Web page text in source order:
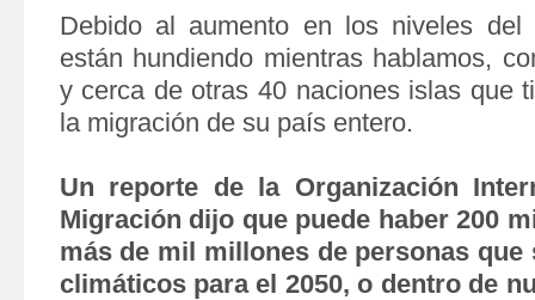
Debido al aumento en los niveles
están hundiendo mientras hablamos,
y cerca de otras 40 naciones islas que
la migración de su país entero.
Un reporte de la Organización
Migración dijo que puede haber 200
más de mil millones de personas que
climáticos para el 2050, o dentro de